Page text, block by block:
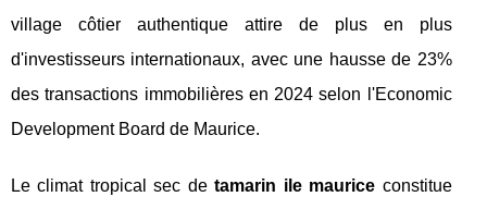
village côtier authentique attire de plus en plus
d'investisseurs internationaux, avec une hausse de 23%
des transactions immobilières en 2024 selon l'Economic
Development Board de Maurice.
Le climat tropical sec detamarin ile maurice constitue